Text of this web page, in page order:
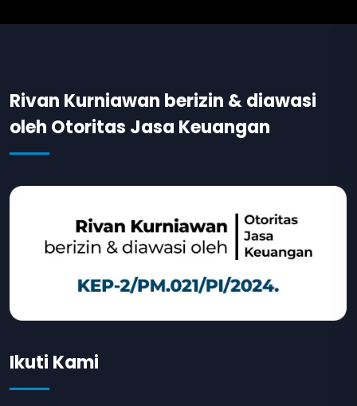
Rivan Kurniawan berizin & diawasi
oleh Otoritas Jasa Keuangan
Ikuti Kami